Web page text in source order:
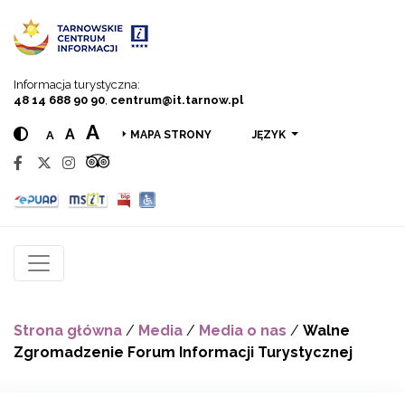
Informacja turystyczna:
48 14 688 90 90 centrum@it.tarnow.pl
A A A MAPA STRONY JĘZYK
Strona główna / Media / Media o nas / Walne
Zgromadzenie Forum Informacji Turystycznej